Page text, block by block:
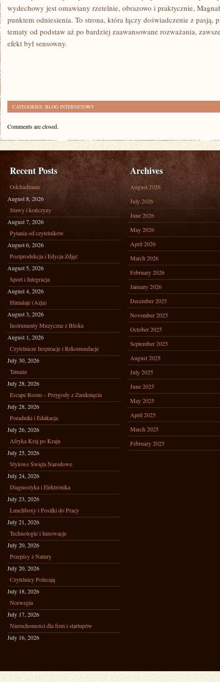
wydechowy jest omawiany rzetelnie, obrazowo i praktycznie,
punktem odniesienia. To strona, która łączy doświadczenie z pasją,
tematy od podstaw aż po bardziej zaawansowane rozważania,
efekt był sensowny.
CATEGORIES: BLOG INTERNETOWY
Comments are closed.
Recent Posts
Odchudzanie
August 8, 2026
Stawy i kończyny
August 7, 2026
Pytania od czytelników
August 6, 2026
Postprodukcja i Edycja Zdjęć
August 5, 2026
Sport i Integracja
August 4, 2026
Himalaje (Azja)
August 3, 2026
Instrumenty Muzyczne z Bliska
August 1, 2026
Czytelnicze Inspiracje i Rekomendacje
July 30, 2026
Tatuaże
July 28, 2026
Escape Room – Przygody z Zamknięcia
July 28, 2026
Poradniki i Edukacja
July 26, 2026
Afryka Kraj po Kraju
July 25, 2026
Stylowe Święta Narodowe
July 24, 2026
Diagnostyka i Elektronika
July 23, 2026
Lunchboxy i Posiłki do Pracy
July 21, 2026
Technologie i Innowacje
July 20, 2026
Przepisy z Natury
July 20, 2026
Czytelnicy Polecają
July 18, 2026
Norwegia
July 17, 2026
Nieruchomości dla firm i startupów
July 16, 2026
Archives
August 2026
July 2026
June 2026
May 2026
April 2026
March 2026
February 2026
January 2026
December 2025
November 2025
October 2025
September 2025
August 2025
July 2025
June 2025
May 2025
April 2025
March 2025
February 2025